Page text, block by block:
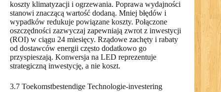
koszty klimatyzacji i ogrzewania. Poprawa wydajności
stanowi znaczącą wartość dodaną. Mniej błędów i
wypadków redukuje powiązane koszty. Połączone
oszczędności zazwyczaj zapewniają zwrot z inwestycji
(ROI) w ciągu 24 miesięcy. Rządowe zachęty i rabaty
od dostawców energii często dodatkowo go
przyspieszają. Konwersja na LED reprezentuje
strategiczną inwestycję, a nie koszt.
3.7 Toekomstbestendige Technologie-investering